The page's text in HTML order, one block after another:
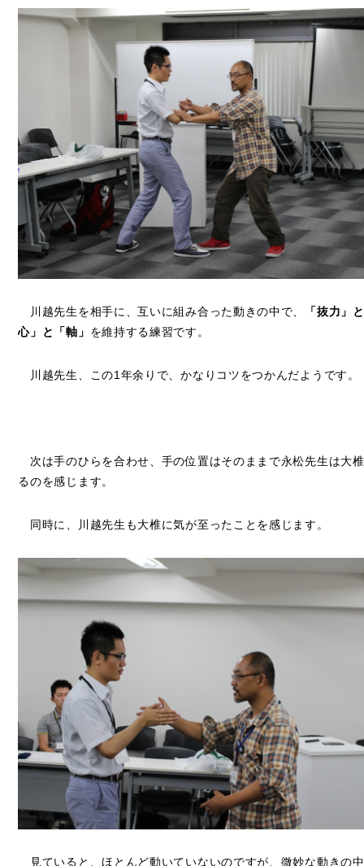
川越先生を相手に、互いに組み合った動きの中で、
「抜力」
心」と「軸」 を維持する練習です。
川越先生、この1年余りで、かなりコツをつかんだようです。
次は手のひらを合わせ、手の位置はそのままで永松先生は大
るのを感じます。
同時に、川越先生も大椎に気が至ったことを感じます。
見ていると、ほとんど動いていないのですが、微妙な動きの